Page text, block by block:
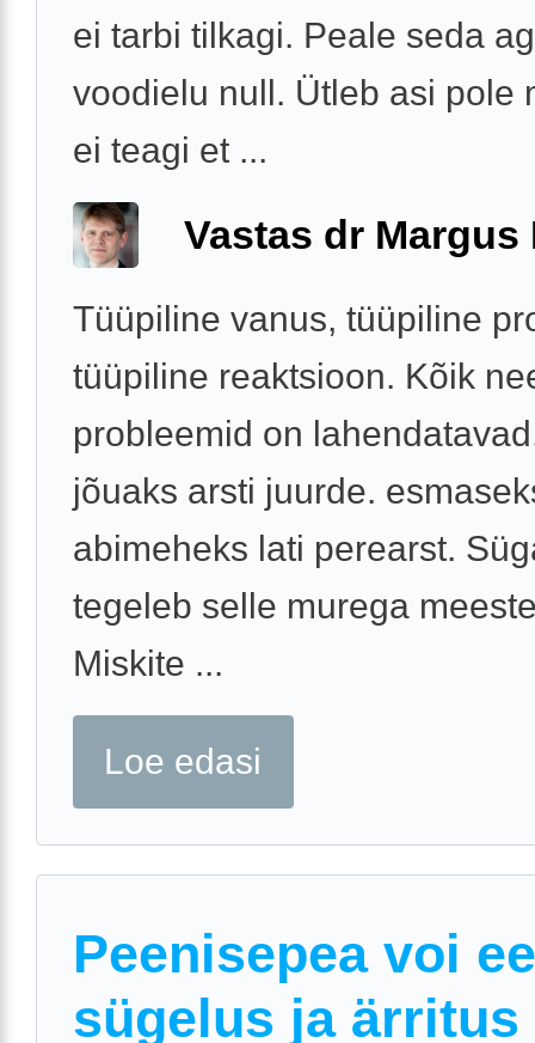
ei tarbi tilkagi. Peale seda
voodielu null. Ütleb asi pole
ei teagi et ...
Vastas dr Margus
Tüüpiline vanus, tüüpiline
tüüpiline reaktsioon. Kõik
probleemid on
jõuaks arsti juurde.
abimeheks lati perearst.
tegeleb selle murega
Miskite ...
Loe edasi
Peenisepea voi
sügelus ja ärritus